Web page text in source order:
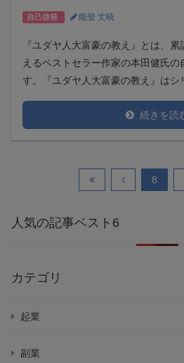
自己啓発 能登 丈暁
『ユダヤ人大富豪の教え』とは、
えるベストセラー作家の本田健氏
す。『ユダヤ人大富豪の教え』はシ
続きを読
8
人気の記事ベスト6
カテゴリ
起業
副業